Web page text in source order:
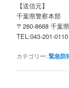
【送信元】
千葉県警察本部
〒260-8668 千葉
TEL:043-201-0110
カテゴリー:緊急防